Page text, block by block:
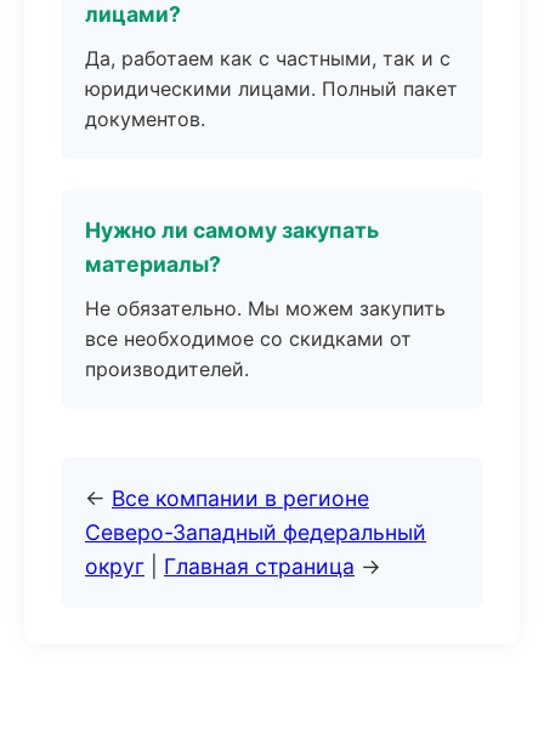
лицами?
Да, работаем как с частными, так и с
юридическими лицами. Полный пакет
документов.
Нужно ли самому закупать
материалы?
Не обязательно. Мы можем закупить
все необходимое со скидками от
производителей.
← Все компании в регионе
Северо-Западный федеральный
округ
Главная страница →